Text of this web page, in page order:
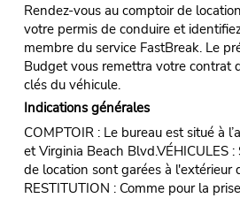
Rendez-vous au comptoir de
votre permis de conduire et
membre du service FastBreak. Le
Budget vous remettra votre contrat
clés du véhicule.
Indications générales
COMPTOIR : Le bureau est situé à
et Virginia Beach Blvd.VÉHICULES
de location sont garées à l'extérieur
RESTITUTION : Comme pour la